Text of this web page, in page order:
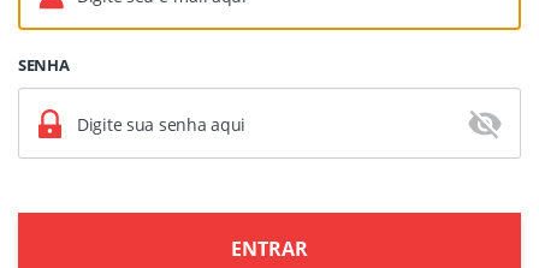
SENHA
ENTRAR